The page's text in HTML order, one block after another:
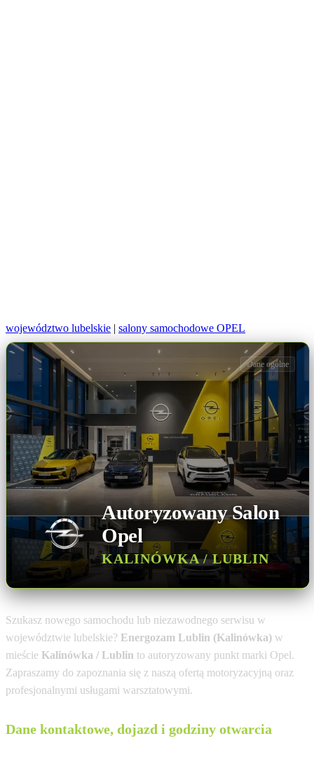
województwo lubelskie | salony samochodowe OPEL
Autoryzowany Salon
Opel
KALINÓWKA / LUBLIN
Dane ogólne
Szukasz nowego samochodu lub niezawodnego serwisu w
województwie lubelskie? Energozam Lublin (Kalinówka) w
mieście Kalinówka / Lublin to autoryzowany punkt marki Opel.
Zapraszamy do zapoznania się z naszą ofertą motoryzacyjną oraz
profesjonalnymi usługami warsztatowymi.
Dane kontaktowe, dojazd i godziny otwarcia